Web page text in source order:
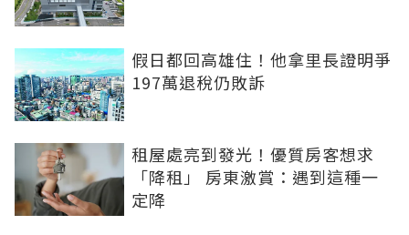
假日都回高雄住！他拿里長證明爭
197萬退稅仍敗訴
租屋處亮到發光！優質房客想求
「降租」 房東激賞：遇到這種一
定降